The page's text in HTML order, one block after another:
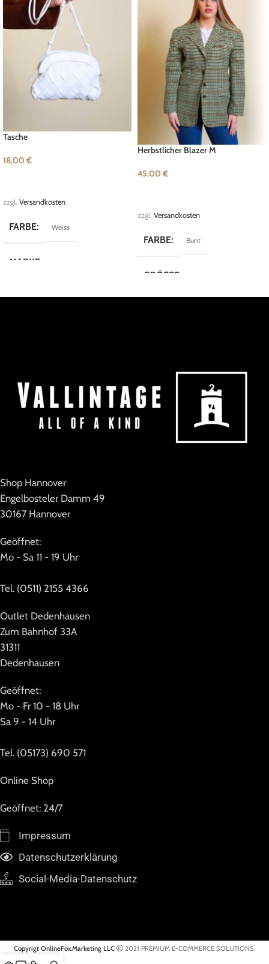
Tasche
18,00 €
zzgl. Versandkosten
FARBE Weiss
MARKE
Herbstlicher Blazer M
45,00 €
zzgl. Versandkosten
FARBE Bunt
GRÖSSE
Shop Hannover
Engelbosteler Damm 49
30167 Hannover
Geöffnet:
Mo - Sa 11 - 19 Uhr
Tel. (0511) 2155 4366
Outlet Dedenhausen
Zum Bahnhof 33A
31311
Dedenhausen
Geöffnet:
Mo - Fr 10 - 18 Uhr
Sa 9 - 14 Uhr
Tel. (05173) 690 571
Online Shop
Geöffnet: 24/7
Impressum
Datenschutzerklärung
Social-Media-Datenschutz
Copyrigt OnlineFox.Marketing LLC 2021 PREMIUM E-COMMERCE SOLUTIONS.